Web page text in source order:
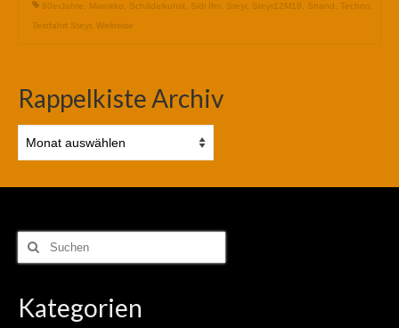
80erJahre Marokko Schädelkunst Sidi Ifni Steyr, Steyr12M18 Strand Techno
Testfahrt Steyr, Weltreise
Rappelkiste Archiv
Archiv
Suchen
nach:
Kategorien